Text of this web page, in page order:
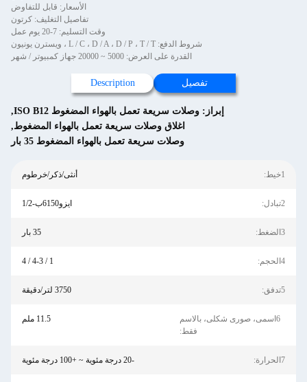
الأسعار: قابل للتفاوض
تفاصيل التغليف: كرتون
وقت التسليم: 7-20 يوم عمل
شروط الدفع: L / C ، D / A ، D / P ، T / T ، ويسترن يونيون
القدرة على العرض: 5000 ~ 20000 جهاز كمبيوتر / شهر
تفصيل Description
إبراز: وصلات سريعة تعمل بالهواء المضغوط ISO B12
,
اغلاق وصلات سريعة تعمل بالهواء المضغوط,
وصلات سريعة تعمل بالهواء المضغوط 35 بار
1خيط: أنثى/ذكر/خرطوم
2تبادل: ايزو6150ب-1/2
3الضغط: 35 بار
4الحجم: 1 / 4-3 / 4
5تدفق: 3750 لتر/دقيقة
6اسمى، صورى شكلى، بالاسم
فقط:
11.5 ملم
7الحرارة: -20 درجة مئوية ~ +100 درجة مئوية